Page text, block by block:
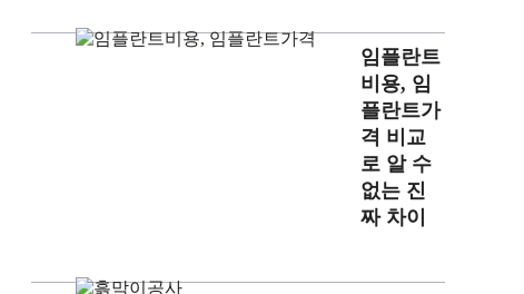
임플란트
비용, 임
플란트가
격 비교
로 알 수
없는 진
짜 차이